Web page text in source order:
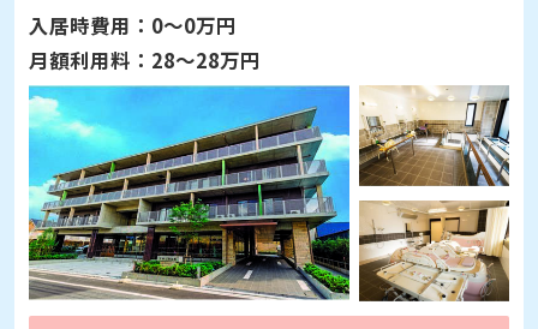
入居時費用： 0～0万円
月額利用料： 28～28万円